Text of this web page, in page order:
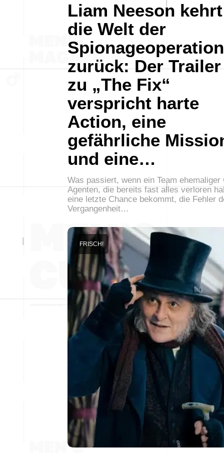
Liam Neeson
die Welt der
zurück: Der Trailer
zu „The Fix“
verspricht harte
Action, eine
gefährliche
und eine…
Was passiert, wenn ein Team ehemaliger
Agenten, die bereits fast alles verloren
eine letzte Chance bekommt, die Fehler
Vergangenheit…
FRISCH!